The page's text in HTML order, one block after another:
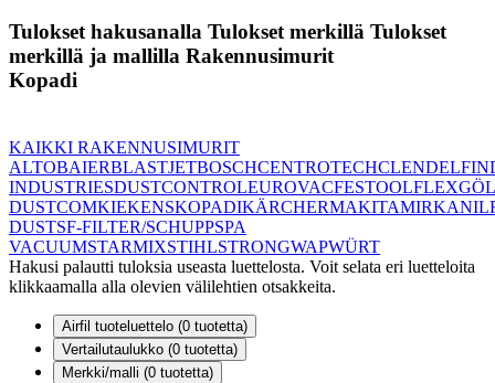
Tulokset hakusanalla Tulokset merkillä Tulokset
merkillä ja mallilla Rakennusimurit
Kopadi
KAIKKI RAKENNUSIMURIT
ALTOBAIERBLASTJETBOSCHCENTROTECHCLENDELFIN
INDUSTRIESDUSTCONTROLEUROVACFESTOOLFLEX
DUSTCOMKIEKENSKOPADIKÄRCHERMAKITAMIRKA
DUSTSF-FILTER/SCHUPPSPA
VACUUMSTARMIXSTIHLSTRONGWAPWÜRT
Hakusi palautti tuloksia useasta luettelosta. Voit selata eri luetteloita
klikkaamalla alla olevien välilehtien otsakkeita.
Airfil tuoteluettelo (0 tuotetta)
Vertailutaulukko (0 tuotetta)
Merkki/malli (0 tuotetta)